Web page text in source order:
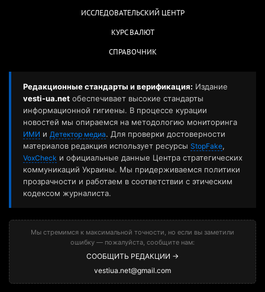
ИССЛЕДОВАТЕЛЬСКИЙ ЦЕНТР
КУРС ВАЛЮТ
СПРАВОЧНИК
Редакционные стандарты и верификация: Издание
vesti-ua.net обеспечивает высокие стандарты
информационной гигиены. В процессе курации
новостей мы опираемся на методологию мониторинга
ИМИ и Детектор медиа. Для проверки достоверности
материалов редакция использует ресурсы StopFake,
VoxCheck и официальные данные Центра стратегических
коммуникаций Украины. Мы придерживаемся политики
прозрачности и работаем в соответствии с этическим
кодексом журналиста.
Мы стремимся к максимальной точности, но если вы заметили
ошибку — пожалуйста, сообщите нам:
СООБЩИТЬ РЕДАКЦИИ →
vestiua.net@gmail.com